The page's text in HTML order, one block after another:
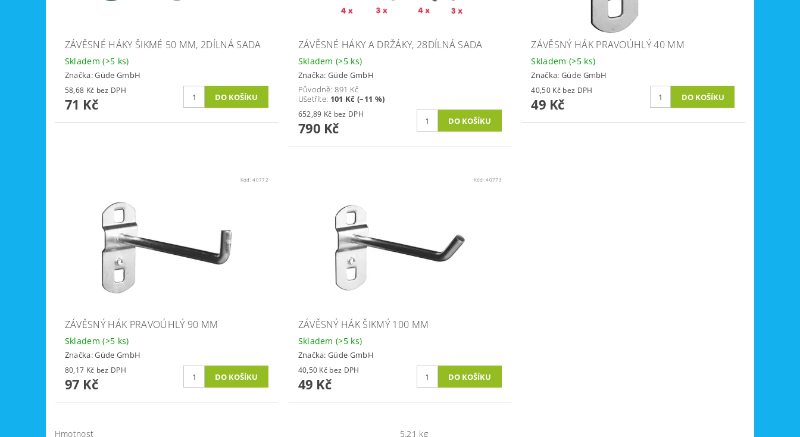
ZÁVĚSNÉ HÁKY ŠIKMÉ 50 MM, 2DÍLNÁ SADA
Skladem(>5 ks)
Značka:Güde GmbH
58,68 Kč bez DPH
71 Kč
ZÁVĚSNÉ HÁKY A DRŽÁKY, 28DÍLNÁ SADA
Skladem(>5 ks)
Značka:Güde GmbH
Původně:891 Kč
Ušetříte: 101 Kč (–11 %)
652,89 Kč bez DPH
790 Kč
ZÁVĚSNÝ HÁK PRAVOÚHLÝ 40 MM
Skladem (>5 ks)
Značka: Güde GmbH
40,50 Kč bez DPH
49 Kč
Kód:40772
ZÁVĚSNÝ HÁK PRAVOÚHLÝ 90 MM
Skladem(>5 ks)
Značka:Güde GmbH
80,17 Kč bez DPH
97 Kč
Kód:40773
ZÁVĚSNÝ HÁK ŠIKMÝ 100 MM
Skladem(>5 ks)
Značka:Güde GmbH
40,50 Kč bez DPH
49 Kč
Hmotnost
5.21 kg